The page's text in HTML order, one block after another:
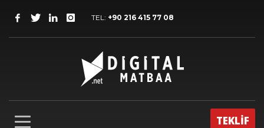
TEL: +90 216 415 77 08
TEKLİF